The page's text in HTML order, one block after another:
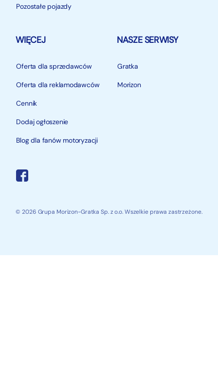
Pozostałe pojazdy
WIĘCEJ
Oferta dla sprzedawców
Oferta dla reklamodawców
Cennik
Dodaj ogłoszenie
Blog dla fanów motoryzacji
NASZE SERWISY
Gratka
Morizon
© 2026 Grupa Morizon-Gratka Sp. z o.o. Wszelkie prawa zastrzeżone.